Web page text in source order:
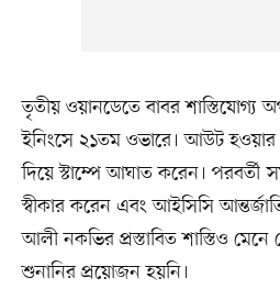
তৃতীয় ওয়ানডেতে বাবর শাস্তিযোগ্য
ইনিংসে ২১তম ওভারে। আউট হওয়ার
দিয়ে স্টাম্পে আঘাত করেন। পরবর্তী
স্বীকার করেন এবং আইসিসি
আলী নকভির প্রস্তাবিত শাস্তিও
শুনানির প্রয়োজন হয়নি।